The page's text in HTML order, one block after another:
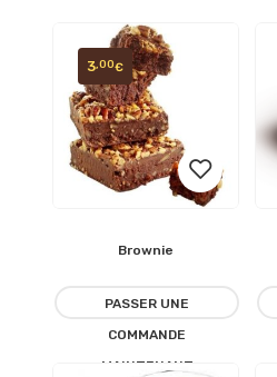
à la
liste
Brownie
3,00€
PASSER UNE
COMMANDE
MAINTENANT